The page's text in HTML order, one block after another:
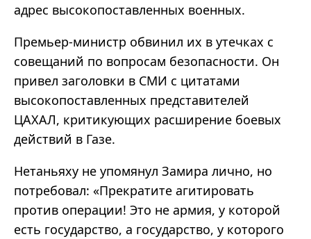
адрес высокопоставленных военных.
Премьер-министр обвинил их в утечках с
совещаний по вопросам безопасности. Он
привел заголовки в СМИ с цитатами
высокопоставленных представителей
ЦАХАЛ, критикующих расширение боевых
действий в Газе.
Нетаньяху не упомянул Замира лично, но
потребовал: «Прекратите агитировать
против операции! Это не армия, у которой
есть государство, а государство, у которого